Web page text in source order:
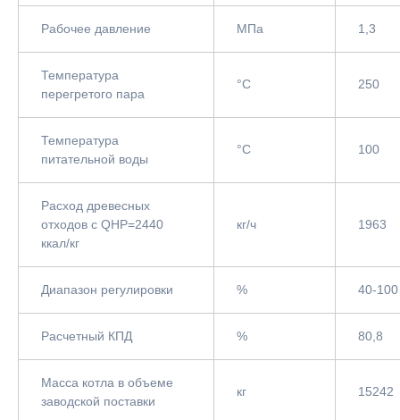
Рабочее давление МПа 1,3
Температура
перегретого пара
°С 250
Температура
питательной воды
°С 100
Расход древесных
отходов с QНР=2440
ккал/кг
кг/ч 1963
Диапазон регулировки % 40-100
Расчетный КПД % 80,8
Масса котла в объеме
заводской поставки
кг 15242